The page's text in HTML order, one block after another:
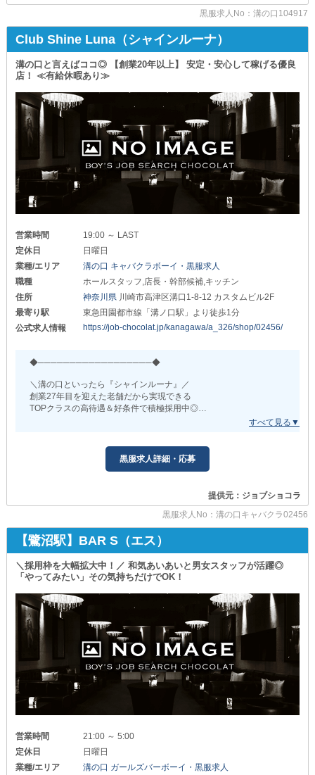
▼有給休暇の取得可▼
ご家族・ご友人との外せない予定も
さらに…
消化し切れなかった分は
『1日1万円』で還元！！
▼身体にも気を遣える▼
年1回、健康診断（人間ドック）を
『無料』で受けることができます◎
働いてくださる従業員の安心・安全を考えた待遇です。
▼寮・社宅を完備▼
「いきなり県外は不安…」
「都内からの引っ越しを考えてる」
そんな方は、ぜひお気軽にご相談ください◎
業務中だけでなく
プライベートのサポートもバッチリ！
心機一転、新生活をスタートさせましょう！
∞∞━━━━━━━━━∞∞━━━━━━━━━∞∞
まずは些細な質問からでも構いません。
気になることがあれば
遠慮なくお問い合わせください◎
“みんなが楽しく稼げる”ことをモットーに
とはいえ
体育会系の先輩や客引き・長時間営業などの
違法行為はありません！
どなたでも安心して働けます。
＼もちろん経験は不問！／
ナイトワークが初めてでも心配はご無用です。
ベテランスタッフによる研修制度を用意しているため
初心者さんでも着実に成長できる環境を整えています◎
◆未経験でもここからスタート◆
￣￣￣￣￣￣￣￣￣￣￣￣￣￣￣￣
・店長幹部候補：月給50万円～
・ホール正社員：月給30万円～
随時昇給・昇格するため
あなたの頑張り次第では今の2倍、3倍の給与を
また、日払いもOK！
急な出費でお困りの際は、お気軽にご相談ください。
∽∽∽∽∽∽∽∽∽∽∽∽∽∽∽∽∽∽∽∽∽∽∽∽∽∽∽
▷▶制服レンタルあり
スムーズにお仕事をスタートできます。
▷▶食事補助あり
▷▶独立支援制度あり
将来的に自分のお店を持ちたい方や
∽∽∽∽∽∽∽∽∽∽∽∽∽∽∽∽∽∽∽∽∽∽∽∽∽∽∽
ご質問があればお気軽にどうぞ！
あなたと一緒に働ける日を楽しみにしています◎
黒服求人No：溝の口104917
Club Shine Luna（シャインルーナ）
溝の口と言えばココ◎ 【創業20年以上】 安定・安心して稼げる優良
店！ ≪有給休暇あり≫
営業時間
19:00 ～ LAST
定休日
日曜日
業種/エリア
溝の口 キャバクラボーイ・黒服求人
職種
ホールスタッフ,店長・幹部候補,キッチン
住所
神奈川県 川崎市高津区溝口1-8-12 カスタムビル2F
最寄り駅
東急田園都市線「溝ノ口駅」より徒歩1分
公式求人情報
https://job-chocolat.jp/kanagawa/a_326/shop/02456/
◆──────────────────◆
＼溝の口といったら『シャインルーナ』／
創業27年目を迎えた老舗だから実現できる
TOPクラスの高待遇＆好条件で積極採用中◎
■業績好調につき新しい仲間を大募集■
「経験を活かして裁量ある仕事がしたい」
そんな方はぜひ当店へお越しください。
特別な経験・スキルは全く必要ありません。
しっかりした研修制度がある『シャインルーナ』なら
未経験の方でもスグに活躍することができます。
・他店で店長やマネージャーの経験がある
・キャバクラやガールズバーで何年も働いていた
など経験があれば、経歴や実績に応じて
『給与面・条件面』優遇させていただきます。
また、将来お店を持ちたいと考えている方には
『独立支援』を行っております。
お店の運営から経営ノウハウまで基礎から学べる環境です。
≪大学生・専門学生のアルバイトも大歓迎！≫
平日：時給1,600円/週末：時給1,800円
◆──────────────────◆
▼…当店だから実現できる安心・安定の環境
黒服求人詳細・応募
提供元：ジョブショコラ
黒服求人No：溝の口キャバクラ02456
【鷺沼駅】BAR S（エス）
＼採用枠を大幅拡大中！／ 和気あいあいと男女スタッフが活躍◎
「やってみたい」その気持ちだけでOK！
営業時間
21:00 ～ 5:00
定休日
日曜日
業種/エリア
溝の口 ガールズバーボーイ・黒服求人